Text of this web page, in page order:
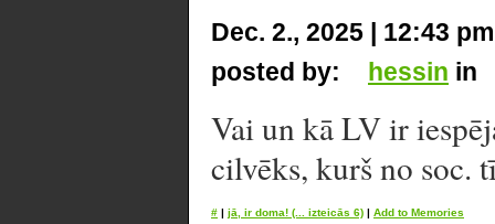
Dec. 2., 2025 | 12:43 pm
posted by:
hessin in
Vai un kā LV ir
cilvēks, kurš no soc.
# | jā, ir doma! (... izteicās 6) | Add to Memories